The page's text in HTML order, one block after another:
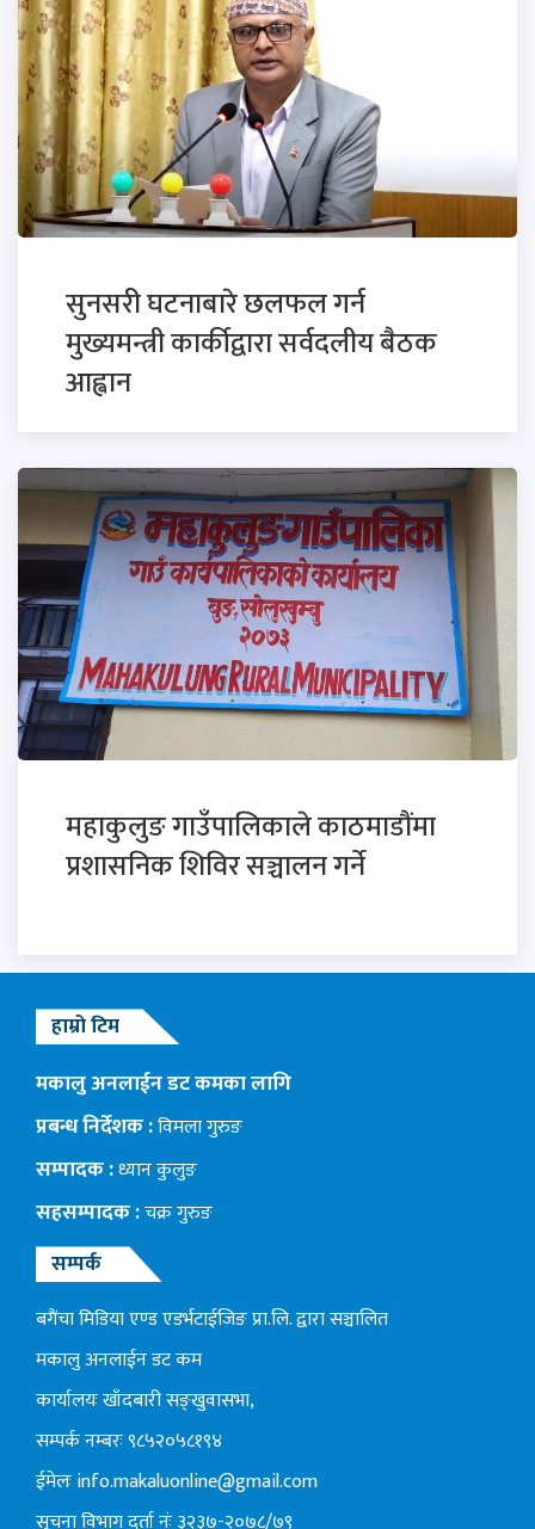
सुनसरी घटनाबारे छलफल गर्न
मुख्यमन्त्री कार्कीद्वारा सर्वदलीय बैठक
आह्वान
महाकुलुङ गाउँपालिकाले काठमाडौंमा
प्रशासनिक शिविर सञ्चालन गर्ने
हाम्रो टिम
मकालु अनलाईन डट कमका लागि
प्रबन्ध निर्देशक :विमला गुरुङ
सम्पादक :ध्यान कुलुङ
सहसम्पादक :चक्र गुरुङ
सम्पर्क
बगैंचा मिडिया एण्ड एडर्भटाईजिङ प्रा.लि. द्वारा सञ्चालित
मकालु अनलाईन डट कम
कार्यालयः खाँदबारी सङ्खुवासभा,
सम्पर्क नम्बरः ९८५२०५८१९४
ईमेलःinfo.makaluonline@gmail.com